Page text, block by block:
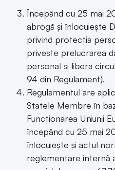
Începând cu 25 mai
abrogă și înlocuiește
privind protecția
privește prelucrarea
personal și libera
94 din Regulament).
Regulamentul are
Statele Membre în
Funcționarea Uniunii
începând cu 25 mai
înlocuiește și actul
reglementare internă